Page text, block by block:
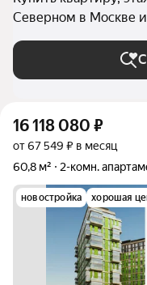
Северном в Москве
16 118 080 ₽
от 67 549 ₽ в месяц
60,8 м²
2-комн.
новостройка хорошая